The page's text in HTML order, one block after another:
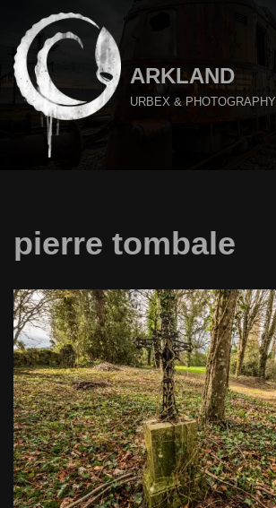
Aller
au
contenu
ARKLAND
URBEX & PHOTOGRAPHY
pierre tombale